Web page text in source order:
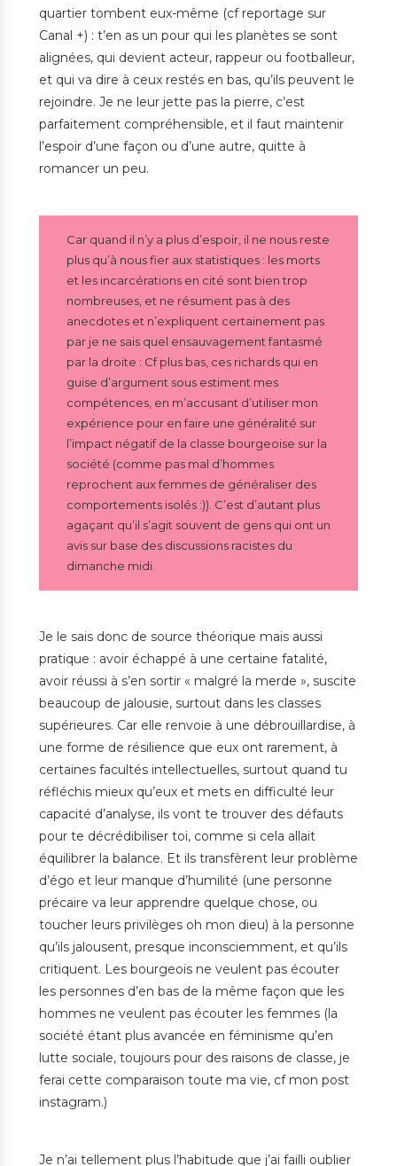
quartier tombent eux-même (cf reportage sur
Canal +) : t’en as un pour qui les planètes se sont
alignées, qui devient acteur, rappeur ou footballeur,
et qui va dire à ceux restés en bas, qu’ils peuvent le
rejoindre. Je ne leur jette pas la pierre, c’est
parfaitement compréhensible, et il faut maintenir
l’espoir d’une façon ou d’une autre, quitte à
romancer un peu.
Car quand il n’y a plus d’espoir, il ne nous reste
plus qu’à nous fier aux statistiques : les morts
et les incarcérations en cité sont bien trop
nombreuses, et ne résument pas à des
anecdotes et n’expliquent certainement pas
par je ne sais quel ensauvagement fantasmé
par la droite : Cf plus bas, ces richards qui en
guise d’argument sous estiment mes
compétences, en m’accusant d’utiliser mon
expérience pour en faire une généralité sur
l’impact négatif de la classe bourgeoise sur la
société (comme pas mal d’hommes
reprochent aux femmes de généraliser des
comportements isolés :)). C’est d’autant plus
agaçant qu’il s’agit souvent de gens qui ont un
avis sur base des discussions racistes du
dimanche midi.
Je le sais donc de source théorique mais aussi
pratique : avoir échappé à une certaine fatalité,
avoir réussi à s’en sortir « malgré la merde », suscite
beaucoup de jalousie, surtout dans les classes
supérieures. Car elle renvoie à une débrouillardise, à
une forme de résilience que eux ont rarement, à
certaines facultés intellectuelles, surtout quand tu
réfléchis mieux qu’eux et mets en difficulté leur
capacité d’analyse, ils vont te trouver des défauts
pour te décrédibiliser toi, comme si cela allait
équilibrer la balance. Et ils transfèrent leur problème
d’égo et leur manque d’humilité (une personne
précaire va leur apprendre quelque chose, ou
toucher leurs privilèges oh mon dieu) à la personne
qu’ils jalousent, presque inconsciemment, et qu’ils
critiquent. Les bourgeois ne veulent pas écouter
les personnes d’en bas de la même façon que les
hommes ne veulent pas écouter les femmes (la
société étant plus avancée en féminisme qu’en
lutte sociale, toujours pour des raisons de classe, je
ferai cette comparaison toute ma vie, cf mon post
instagram.)
Je n’ai tellement plus l’habitude que j’ai failli oublier